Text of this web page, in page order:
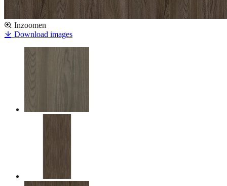
Inzoomen
Download images